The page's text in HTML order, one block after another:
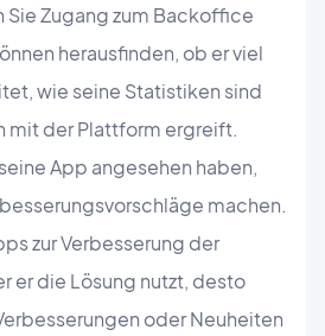
Sie Zugang zum Backoffice
herausfinden, ob er viel
wie seine Statistiken sind
mit der Plattform ergreift.
App angesehen haben,
machen.
zur Verbesserung der
er die Lösung nutzt, desto
oder Neuheiten